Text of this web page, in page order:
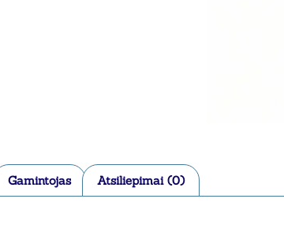
Gamintojas Atsiliepimai (0)